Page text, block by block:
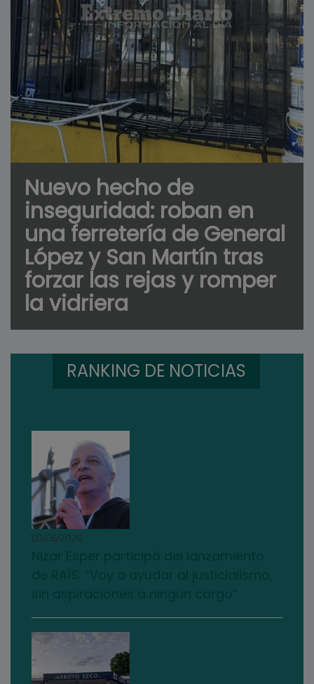
Nuevo hecho de
inseguridad: roban en
una ferretería de General
López y San Martín tras
forzar las rejas y romper
la vidriera
RANKING DE NOTICIAS
03/08/2026